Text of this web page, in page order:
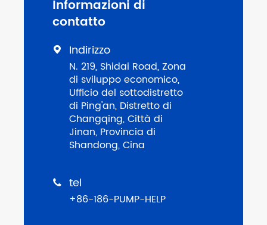
Informazioni di
contatto
 Indirizzo
N. 219, Shidai Road, Zona
di sviluppo economico,
Ufficio del sottodistretto
di Ping'an, Distretto di
Changqing, Città di
Jinan, Provincia di
Shandong, Cina
 tel
+86-186-PUMP-HELP